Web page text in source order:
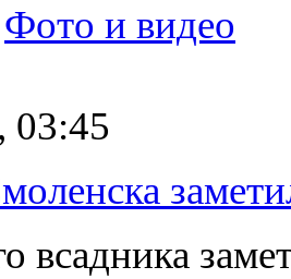
Фото и видео
03:45
всадника